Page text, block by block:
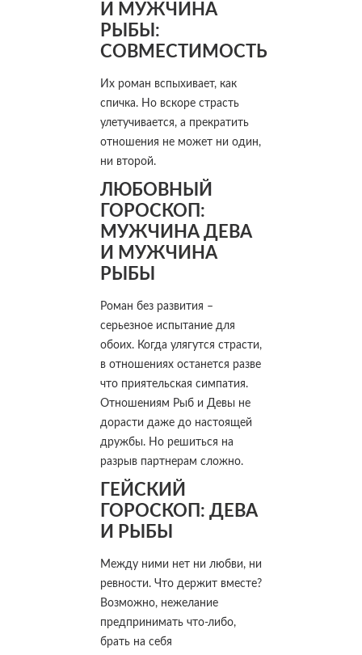
И МУЖЧИНА
РЫБЫ:
СОВМЕСТИМОСТЬ
Их роман вспыхивает, как
спичка. Но вскоре страсть
улетучивается, а прекратить
отношения не может ни один,
ни второй.
ЛЮБОВНЫЙ
ГОРОСКОП:
МУЖЧИНА ДЕВА
И МУЖЧИНА
РЫБЫ
Роман без развития –
серьезное испытание для
обоих. Когда улягутся страсти,
в отношениях останется разве
что приятельская симпатия.
Отношениям Рыб и Девы не
дорасти даже до настоящей
дружбы. Но решиться на
разрыв партнерам сложно.
ГЕЙСКИЙ
ГОРОСКОП: ДЕВА
И РЫБЫ
Между ними нет ни любви, ни
ревности. Что держит вместе?
Возможно, нежелание
предпринимать что-либо,
брать на себя